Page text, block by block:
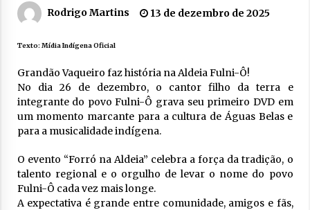
Rodrigo Martins 13 de dezembro de 2025
Texto: Mídia Indígena Oficial
Grandão Vaqueiro faz história na Aldeia Fulni-Ô!
No dia 26 de dezembro, o cantor filho da terra e
integrante do povo Fulni-Ô grava seu primeiro DVD em
um momento marcante para a cultura de Águas Belas e
para a musicalidade indígena.
O evento “Forró na Aldeia” celebra a força da tradição, o
talento regional e o orgulho de levar o nome do povo
Fulni-Ô cada vez mais longe.
A expectativa é grande entre comunidade, amigos e fãs,